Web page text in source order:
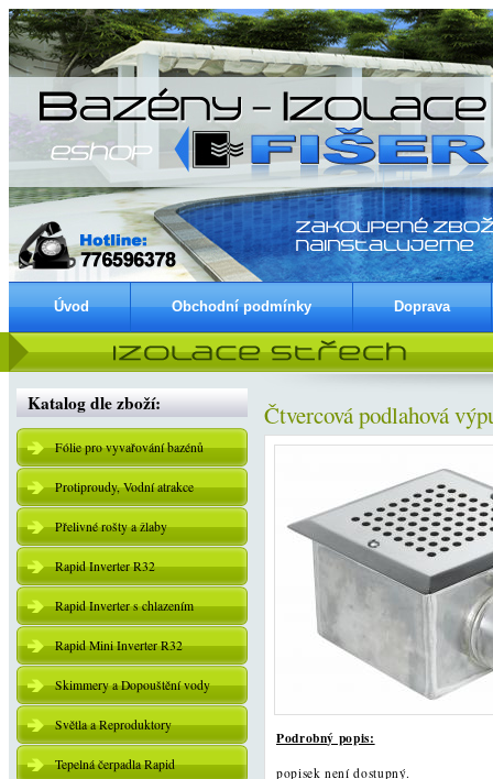
Úvod Obchodní podmínky Doprava
Katalog dle zboží:
Fólie pro vyvařování bazénů
Protiproudy, Vodní atrakce
Přelivné rošty a žlaby
Rapid Inverter R32
Rapid Inverter s chlazením
Rapid Mini Inverter R32
Skimmery a Dopouštění vody
Světla a Reproduktory
Tepelná čerpadla Rapid
Čtvercová podlahová
Podrobný popis:
popisek není dostupný.